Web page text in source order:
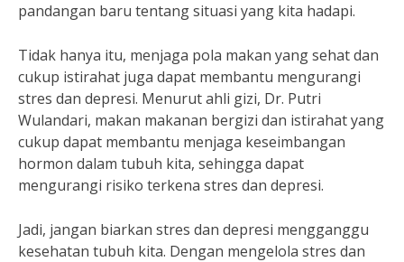
pandangan baru tentang situasi yang kita hadapi.
Tidak hanya itu, menjaga pola makan yang sehat dan
cukup istirahat juga dapat membantu mengurangi
stres dan depresi. Menurut ahli gizi, Dr. Putri
Wulandari, makan makanan bergizi dan istirahat yang
cukup dapat membantu menjaga keseimbangan
hormon dalam tubuh kita, sehingga dapat
mengurangi risiko terkena stres dan depresi.
Jadi, jangan biarkan stres dan depresi mengganggu
kesehatan tubuh kita. Dengan mengelola stres dan